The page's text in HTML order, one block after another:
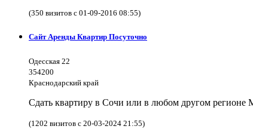
(350 визитов с 01-09-2016 08:55)
Сайт Аренды Квартир Посуточно
Одесская 22
354200
Краснодарский край
Сдать квартиру в Сочи или в любом другом регионе
(1202 визитов с 20-03-2024 21:55)